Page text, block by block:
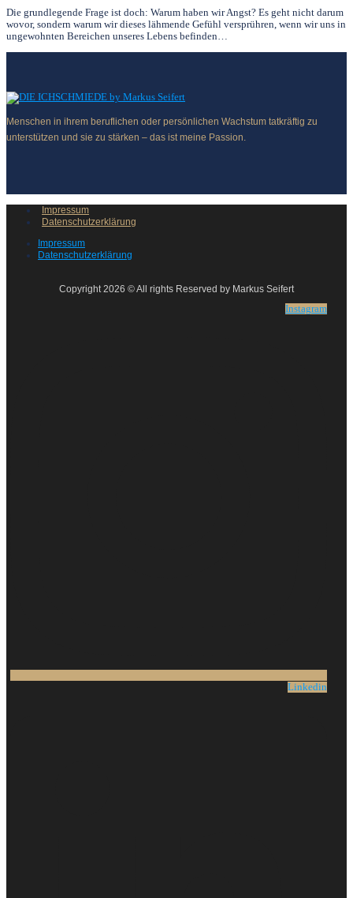
Die grundlegende Frage ist doch: Warum haben wir Angst? Es geht nicht darum
wovor, sondern warum wir dieses lähmende Gefühl versprühren, wenn wir uns in
ungewohnten Bereichen unseres Lebens befinden…
Menschen in ihrem beruflichen oder persönlichen Wachstum tatkräftig zu
unterstützen und sie zu stärken – das ist meine Passion.
Impressum
Datenschutzerklärung
Impressum
Datenschutzerklärung
Copyright 2026 © All rights Reserved by Markus Seifert
Instagram
Linkedin